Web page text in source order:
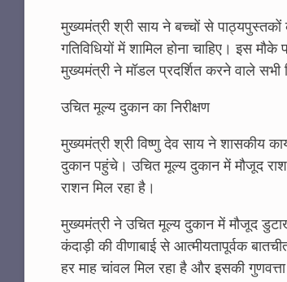
मुख्यमंत्री श्री साय ने बच्चों से
गतिविधियों में शामिल होना चाहिए। इस
मुख्यमंत्री ने मॉडल प्रदर्शित करने वाले सभी
उचित मूल्य दुकान का निरीक्षण
मुख्यमंत्री श्री विष्णु देव साय ने शासकीय
दुकान पहुंचे। उचित मूल्य दुकान में मौजूद
राशन मिल रहा है।
मुख्यमंत्री ने उचित मूल्य दुकान में मौजूद
कंदाड़ी की वीणाबाई से आत्मीयतापूर्वक
हर माह चांवल मिल रहा है और इसकी